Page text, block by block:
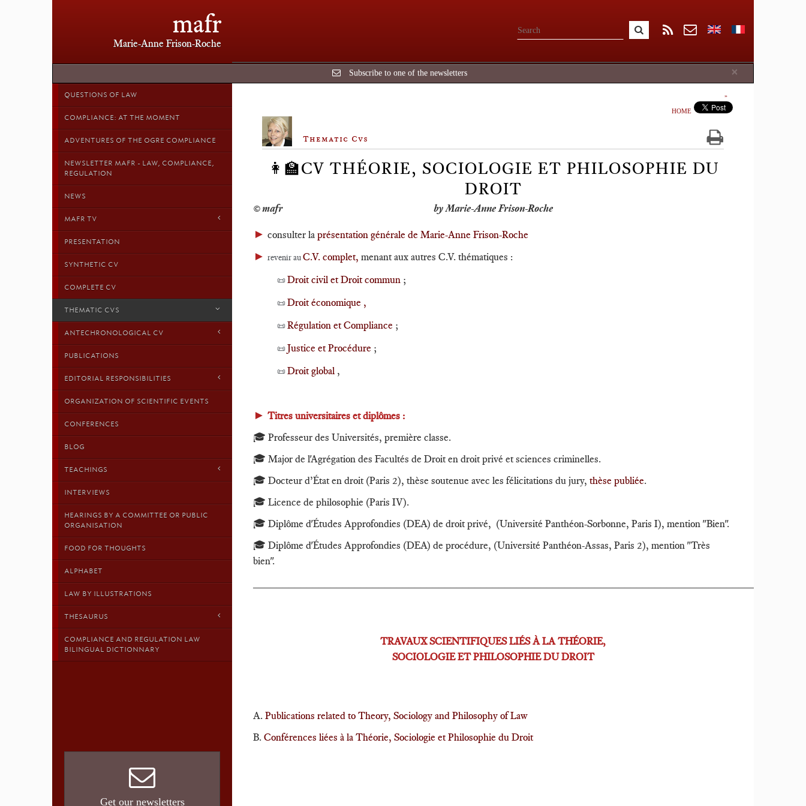
mafr
Marie-Anne Frison-Roche
×
Subscribe to one of the newsletters
QUESTIONS OF LAW
COMPLIANCE: AT THE MOMENT
ADVENTURES OF THE OGRE COMPLIANCE
NEWSLETTER MAFR - LAW, COMPLIANCE,
REGULATION
NEWS
MAFR TV
PRESENTATION
SYNTHETIC CV
COMPLETE CV
THEMATIC CVS
ANTECHRONOLOGICAL CV
PUBLICATIONS
EDITORIAL RESPONSIBILITIES
ORGANIZATION OF SCIENTIFIC EVENTS
CONFERENCES
BLOG
TEACHINGS
INTERVIEWS
HEARINGS BY A COMMITTEE OR PUBLIC
ORGANISATION
FOOD FOR THOUGHTS
ALPHABET
LAW BY ILLUSTRATIONS
THESAURUS
COMPLIANCE AND REGULATION LAW
BILINGUAL DICTIONNARY
Get our newsletters
HOME
Thematic Cvs
👩‍🏫CV THÉORIE, SOCIOLOGIE ET PHILOSOPHIE DU
DROIT
by Marie-Anne Frison-Roche
► consulter la présentation générale de Marie-Anne Frison-Roche
► revenir auC.V. complet, menant aux autres C.V. thématiques :
📜 Droit civil et Droit commun ;
📜 Droit économique ,
📜 Régulation et Compliance ;
📜 Justice et Procédure ;
📜 Droit global ,
► Titres universitaires et diplômes :
🎓 Professeur des Universités, première classe.
🎓 Major de l'Agrégation des Facultés de Droit en droit privé et sciences criminelles.
🎓 Docteur d’État en droit (Paris 2), thèse soutenue avec les félicitations du jury, thèse publiée.
🎓 Licence de philosophie (Paris IV).
🎓 Diplôme d'Études Approfondies (DEA) de droit privé, (Université Panthéon-Sorbonne, Paris I), mention "Bien".
🎓 Diplôme d'Études Approfondies (DEA) de procédure, (Université Panthéon-Assas, Paris 2), mention "Très
bien".
TRAVAUX SCIENTIFIQUES LIÉS À LA THÉORIE,
SOCIOLOGIE ET PHILOSOPHIE DU DROIT
A. Publications related to Theory, Sociology and Philosophy of Law
B. Conférences liées à la Théorie, Sociologie et Philosophie du Droit